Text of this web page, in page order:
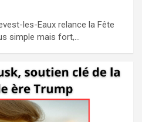
les-Eaux relance la Fête
simple mais fort,…